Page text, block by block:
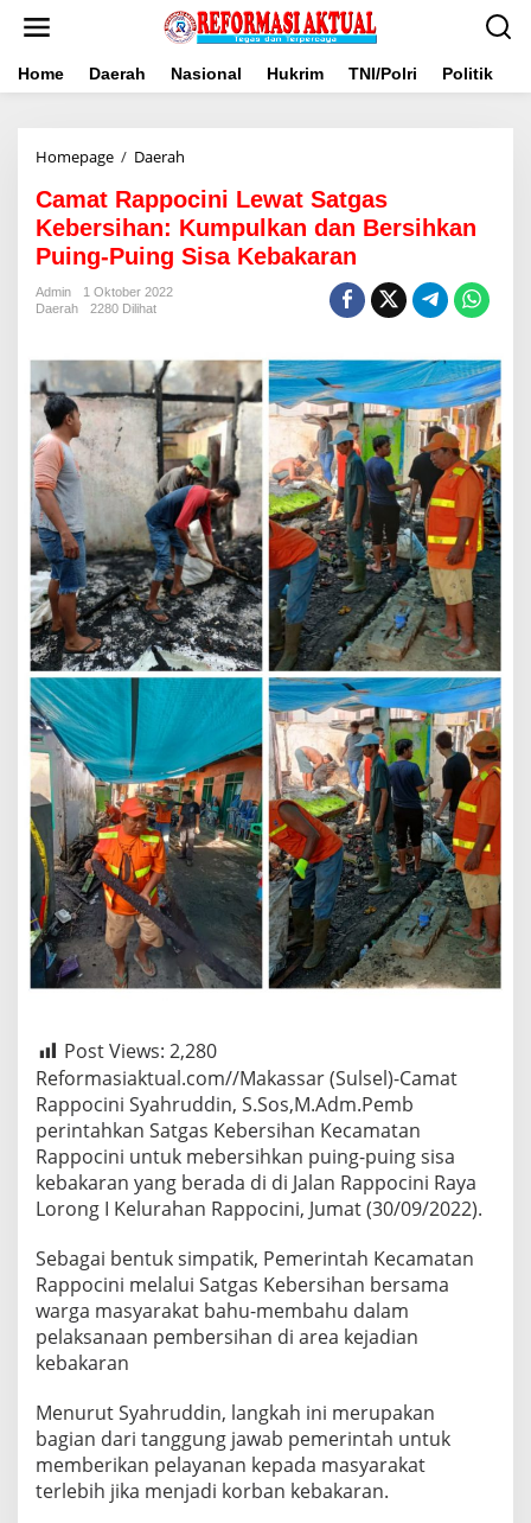
Home Daerah Nasional Hukrim TNI/Polri Politik
Homepage / Daerah
Lewat
Satgas
Kebersihan:
Kumpulkan
Sisa
Kebakaran
Camat Rappocini Lewat Satgas
Kebersihan: Kumpulkan dan Bersihkan
Puing-Puing Sisa Kebakaran
Admin
1 Oktober 2022
Daerah
2280 Dilihat
Post Views: 2,280
Reformasiaktual.com//Makassar (Sulsel)-Camat
Rappocini Syahruddin, S.Sos,M.Adm.Pemb
perintahkan Satgas Kebersihan Kecamatan
Rappocini untuk mebersihkan puing-puing sisa
kebakaran yang berada di di Jalan Rappocini Raya
Lorong I Kelurahan Rappocini, Jumat (30/09/2022).
Sebagai bentuk simpatik, Pemerintah Kecamatan
Rappocini melalui Satgas Kebersihan bersama
warga masyarakat bahu-membahu dalam
pelaksanaan pembersihan di area kejadian
kebakaran
Menurut Syahruddin, langkah ini merupakan
bagian dari tanggung jawab pemerintah untuk
memberikan pelayanan kepada masyarakat
terlebih jika menjadi korban kebakaran.